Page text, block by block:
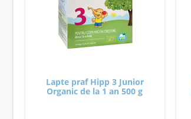
Lapte praf Hipp 3 Junior
Organic de la 1 an 500 g